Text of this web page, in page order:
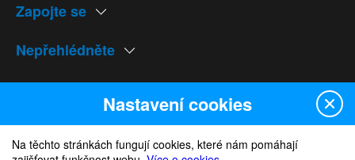
Zapojte se
Nepřehlédněte
Naše weby
Nastavení cookies
Na těchto stránkách fungují cookies, které nám pomáhají